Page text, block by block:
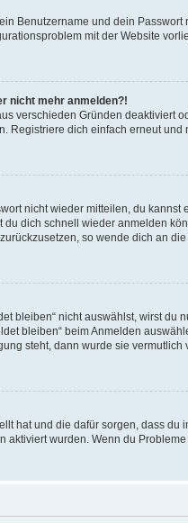
Benutzername und dein
mit der Website
nicht mehr anmelden?!
verschieden Gründen
Registriere dich einfach erneut und
nicht wieder mitteilen, du
du dich schnell wieder anmelden
so wende dich an
bleiben“ nicht auswählst, wirst
bleiben“ beim Anmelden
steht, dann wurde sie
hat und die dafür sorgen, dass
aktiviert wurden. Wenn du